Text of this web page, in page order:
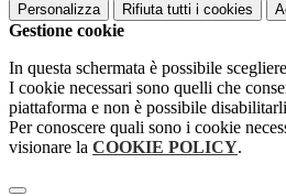
Personalizza Rifiuta tutti i cookies
Gestione cookie
In questa schermata è possibile
I cookie necessari sono quelli che
piattaforma e non è possibile
Per conoscere quali sono i cookie
visionare la COOKIE POLICY.